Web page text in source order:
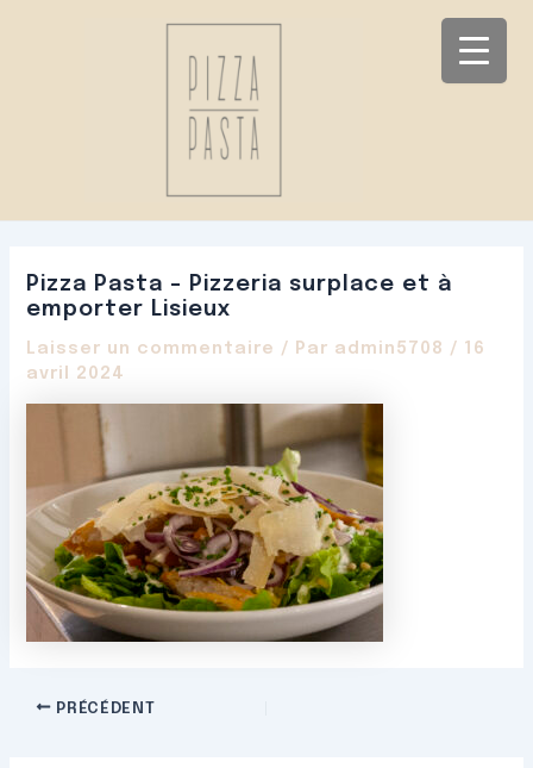
Pizza Pasta – Pizzeria surplace et à
emporter Lisieux
Laisser un commentaire / Par admin5708 / 16
avril 2024
PRÉCÉDENT